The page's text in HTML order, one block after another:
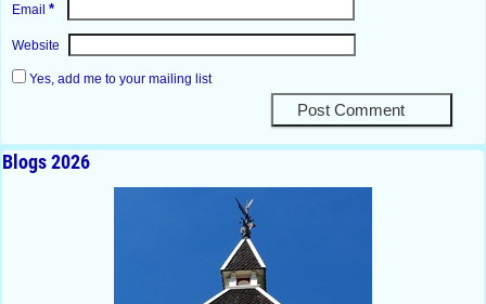
Email *
Website
Yes, add me to your mailing list
Blogs 2026